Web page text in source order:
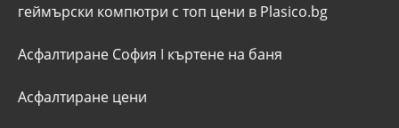
геймърски компютри с топ цени в Plasico.bg
Асфалтиране София I къртене на баня
Асфалтиране цени